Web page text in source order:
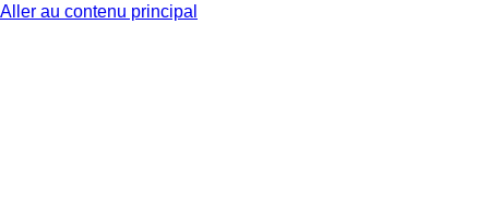
Aller au contenu principal